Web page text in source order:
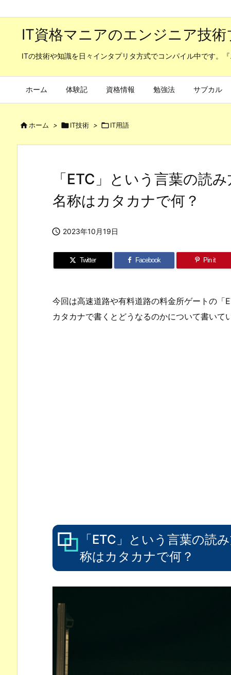
IT資格マニアのエンジニア技
ITの技術や知識を日々インタプリタ方式でコンパイル中です。『
ホーム 体験記 資格情報 勉強法 サブカル
ホーム > IT技術 > IT用語
「ETC」という言葉の読
名称はカタカナで何？
 2023年10月19日
Twitter Facebook Pin it
今回は高速道路や有料道路の料金所ゲートの「
カタカナで書くとどうなるのかについて書いて
「ETC」という言葉の読
称はカタカナで何？